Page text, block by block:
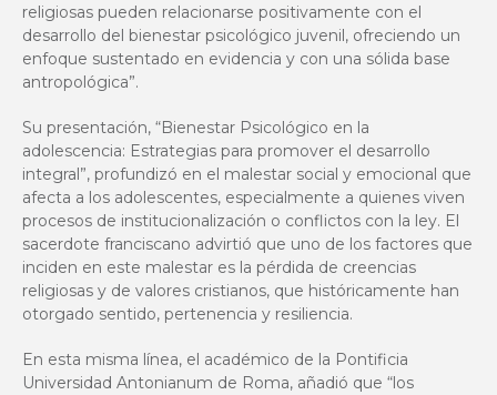
religiosas pueden relacionarse positivamente con el
desarrollo del bienestar psicológico juvenil, ofreciendo un
enfoque sustentado en evidencia y con una sólida base
antropológica”.
Su presentación, “Bienestar Psicológico en la
adolescencia: Estrategias para promover el desarrollo
integral”, profundizó en el malestar social y emocional que
afecta a los adolescentes, especialmente a quienes viven
procesos de institucionalización o conflictos con la ley. El
sacerdote franciscano advirtió que uno de los factores que
inciden en este malestar es la pérdida de creencias
religiosas y de valores cristianos, que históricamente han
otorgado sentido, pertenencia y resiliencia.
En esta misma línea, el académico de la Pontificia
Universidad Antonianum de Roma, añadió que “los